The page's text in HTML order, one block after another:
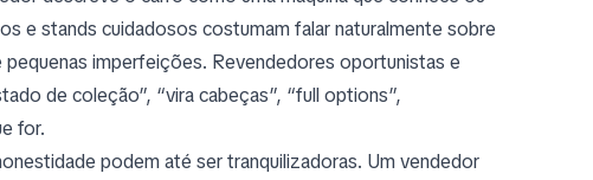
e stands cuidadosos costumam falar naturalmente sobre
imperfeições. Revendedores oportunistas e
de coleção”, “vira cabeças”, “full options”,
for.
podem até ser tranquilizadoras. Um vendedor